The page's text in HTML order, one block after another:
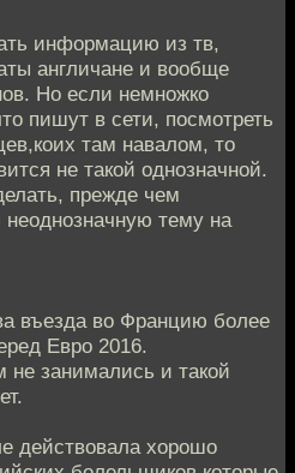
информацию из тв,
англичане и вообще
Но если немножко
пишут в сети, посмотреть
там навалом, то
не такой однозначной.
прежде чем
неоднозначную тему на
въезда во Францию более
Евро 2016.
занимались и такой
действовала хорошо